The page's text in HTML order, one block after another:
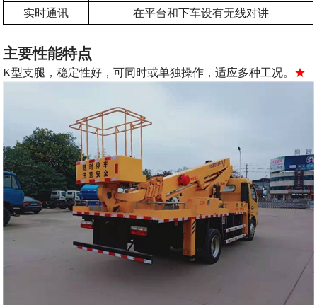
实时通讯
在平台和下车设有无线对讲
主要性能特点
K型支腿，稳定性好，可同时或单独操作，适应多种工况。 ★